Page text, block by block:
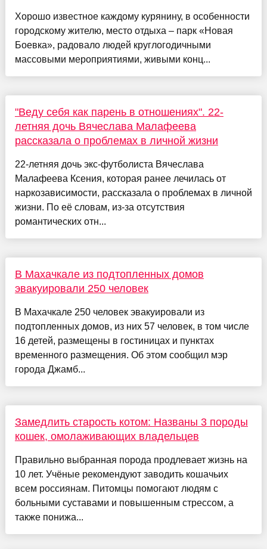
Хорошо известное каждому курянину, в особенности
городскому жителю, место отдыха – парк «Новая
Боевка», радовало людей круглогодичными
массовыми мероприятиями, живыми конц...
"Веду себя как парень в отношениях". 22-
летняя дочь Вячеслава Малафеева
рассказала о проблемах в личной жизни
22-летняя дочь экс-футболиста Вячеслава
Малафеева Ксения, которая ранее лечилась от
наркозависимости, рассказала о проблемах в личной
жизни. По её словам, из-за отсутствия
романтических отн...
В Махачкале из подтопленных домов
эвакуировали 250 человек
В Махачкале 250 человек эвакуировали из
подтопленных домов, из них 57 человек, в том числе
16 детей, размещены в гостиницах и пунктах
временного размещения. Об этом сообщил мэр
города Джамб...
Замедлить старость котом: Названы 3 породы
кошек, омолаживающих владельцев
Правильно выбранная порода продлевает жизнь на
10 лет. Учёные рекомендуют заводить кошачьих
всем россиянам. Питомцы помогают людям с
больными суставами и повышенным стрессом, а
также понижа...